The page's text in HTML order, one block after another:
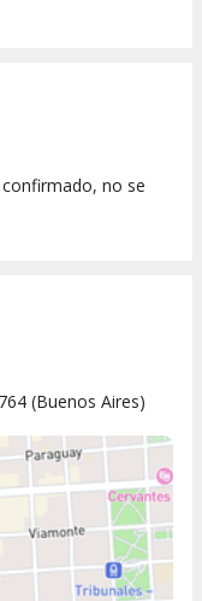
no se
(Buenos Aires)